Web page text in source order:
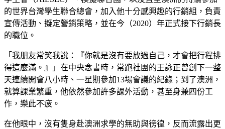
的世界台灣學生聯合總會，加入他十分感興趣的行銷組，負責
宣傳活動、擬定營銷策略，並在今（2020）年正式接下行銷長
的職位。
「我朋友常笑我說：『你就是沒有要放過自己，才會把行程排
得這麼滿。』」在中央念書時，常跑社團的王詠正曾創下一整
天連續開會八小時、一星期參加13場會議的紀錄；到了澳洲，
就算課業繁重，他依然參加許多課外活動，甚至身兼四份工
作，樂此不疲。
在他眼中，沒有隻身赴澳洲求學的無助與徬徨，反而流露出更